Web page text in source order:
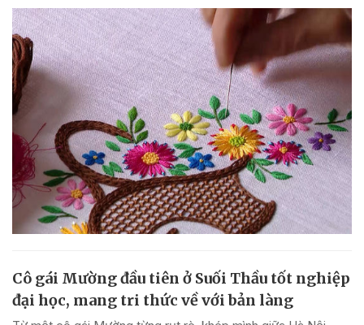
Cô gái Mường đầu tiên ở Suối Thầu tốt nghiệp
đại học, mang tri thức về với bản làng